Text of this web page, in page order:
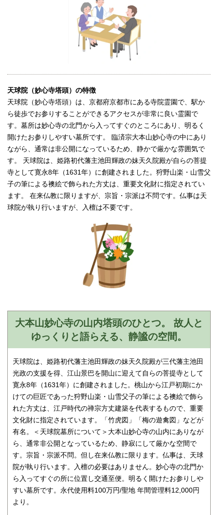
天球院（妙心寺塔頭）の特徴
天球院（妙心寺塔頭）は、京都府京都市にある寺院霊園で、駅か
ら徒歩でお参りすることができるアクセスが非常に良い霊園で
す。墓所は妙心寺の北門から入ってすぐのところにあり、明るく
開けたお参りしやすい墓所です。 臨済宗大本山妙心寺の中にあり
ながら、通常は非公開になっているため、静かで厳かな雰囲気で
す。 天球院は、姫路初代藩主池田輝政の妹天久院殿が自らの菩提
寺として寛永8年（1631年）に創建されました。狩野山楽・山雪父
子の筆による襖絵で飾られた方丈は、重要文化財に指定されてい
ます。 在来仏教に限りますが、宗旨・宗派は不問です。仏事は天
球院が執り行いますが、入檀は不要です。
大本山妙心寺の山内塔頭のひとつ。 故人と
ゆっくりと語らえる、静謐の空間。
天球院は、姫路初代藩主池田輝政の妹天久院殿が三代藩主池田
光政の支援を得、江山景巴を開山に迎えて自らの菩提寺として
寛永8年（1631年）に創建されました。桃山から江戸初期にか
けての巨匠であった狩野山楽・山雪父子の筆による襖絵で飾ら
れた方丈は、江戸時代の禅宗方丈建築を代表するもので、重要
文化財に指定されています。「竹虎図」「梅の遊禽図」などが
有名。＜天球院墓所について＞大本山妙心寺の山内にありなが
ら、通常非公開となっているため、静寂にして厳かな空間で
す。宗旨・宗派不問。但し在来仏教に限ります。仏事は、天球
院が執り行います。入檀の必要はありません。妙心寺の北門か
ら入ってすぐの所に位置し交通至便。明るく開けたお参りしや
すい墓所です。永代使用料100万円/聖地 年間管理料12,000円
より。